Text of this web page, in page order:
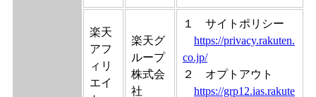
楽天
アフ
ィリ
エイ
楽天グ
ループ
株式会
社
１ サイトポリシー
https://privacy.rakuten.
co.jp/
２ オプトアウト
https://grp12.ias.rakute